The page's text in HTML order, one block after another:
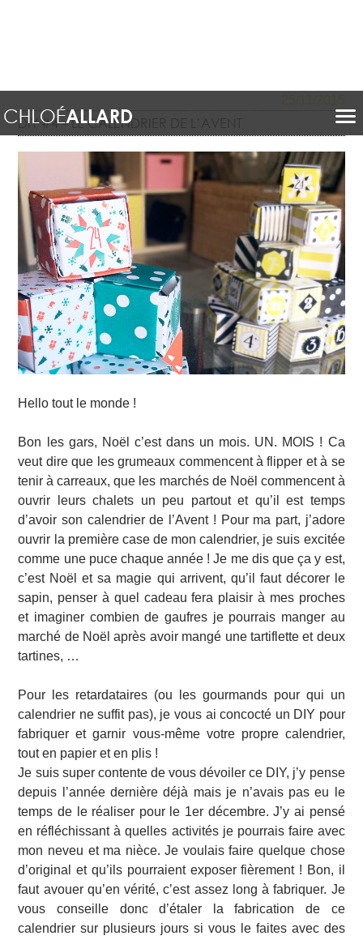
DIY #4 – LE CALENDRIER DE L’AVENT
Hello tout le monde !
Bon les gars, Noël c’est dans un mois. UN. MOIS ! Ca
veut dire que les grumeaux commencent à flipper et à se
tenir à carreaux, que les marchés de Noël commencent à
ouvrir leurs chalets un peu partout et qu’il est temps
d’avoir son calendrier de l’Avent ! Pour ma part, j’adore
ouvrir la première case de mon calendrier, je suis excitée
comme une puce chaque année ! Je me dis que ça y est,
c’est Noël et sa magie qui arrivent, qu’il faut décorer le
sapin, penser à quel cadeau fera plaisir à mes proches
et imaginer combien de gaufres je pourrais manger au
marché de Noël après avoir mangé une tartiflette et deux
tartines, …
Pour les retardataires (ou les gourmands pour qui un
calendrier ne suffit pas), je vous ai concocté un DIY pour
fabriquer et garnir vous-même votre propre calendrier,
tout en papier et en plis !
Je suis super contente de vous dévoiler ce DIY, j’y pense
depuis l’année dernière déjà mais je n’avais pas eu le
temps de le réaliser pour le 1er décembre. J’y ai pensé
en réfléchissant à quelles activités je pourrais faire avec
mon neveu et ma nièce. Je voulais faire quelque chose
d’original et qu’ils pourraient exposer fièrement ! Bon, il
faut avouer qu’en vérité, c’est assez long à fabriquer. Je
vous conseille donc d’étaler la fabrication de ce
calendrier sur plusieurs jours si vous le faites avec des